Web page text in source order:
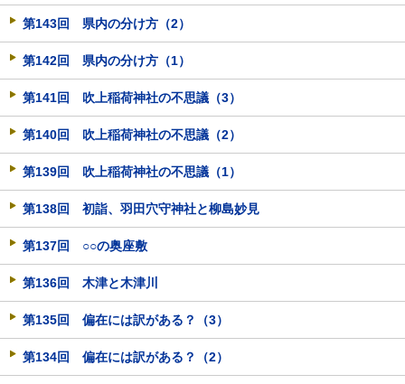
第143回 県内の分け方（2）
第142回 県内の分け方（1）
第141回 吹上稲荷神社の不思議（3）
第140回 吹上稲荷神社の不思議（2）
第139回 吹上稲荷神社の不思議（1）
第138回 初詣、羽田穴守神社と柳島妙見
第137回 ○○の奥座敷
第136回 木津と木津川
第135回 偏在には訳がある？（3）
第134回 偏在には訳がある？（2）